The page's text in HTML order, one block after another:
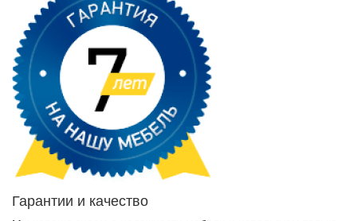
Гарантии и качество